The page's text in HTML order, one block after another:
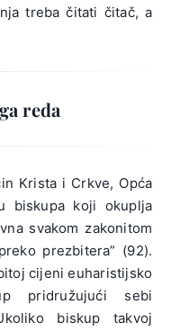
treba čitati čitač, a
reda
Krista i Crkve, Opća
biskupa koji okuplja
svakom zakonitom
prezbitera” (92).
cijeni euharistijsko
pridružujući sebi
biskup takvoj